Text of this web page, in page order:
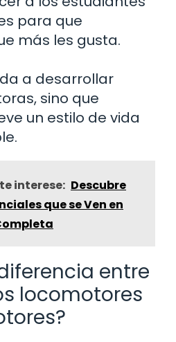
para que
más les gusta.
a desarrollar
sino que
un estilo de vida
interese: Descubre
que se Ven en
entre
locomotores